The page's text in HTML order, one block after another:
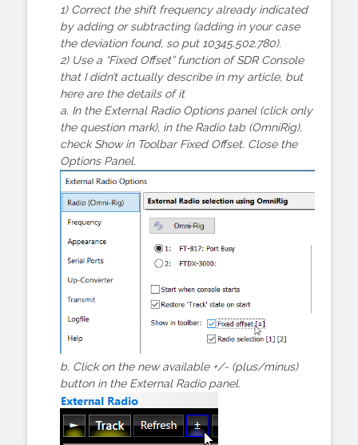
1) Correct the shift frequency already indicated
by adding or subtracting (adding in your case
the deviation found, so put 10345.502.780).
2) Use a “Fixed Offset” function of SDR Console
that I didn’t actually describe in my article, but
here are the details of it
a. In the External Radio Options panel (click only
the question mark), in the Radio tab (OmniRig),
check Show in Toolbar Fixed Offset. Close the
Options Panel.
b. Click on the new available +/- (plus/minus)
button in the External Radio panel.